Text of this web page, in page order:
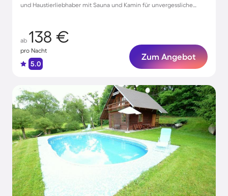
und Haustierliebhaber mit Sauna und Kamin für unvergessliche
ab 138 €
pro Nacht
5.0
Zum Angebot